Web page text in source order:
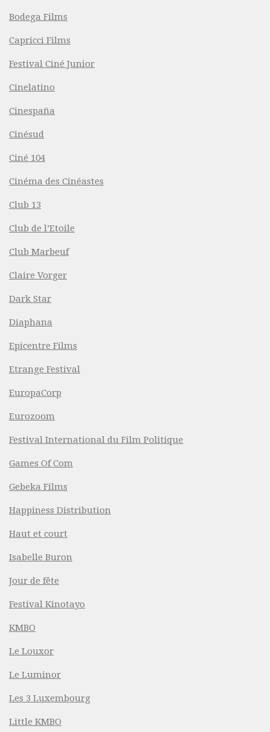
Bodega Films
Capricci Films
Festival Ciné Junior
Cinelatino
Cinespaña
Cinésud
Ciné 104
Cinéma des Cinéastes
Club 13
Club de l’Etoile
Club Marbeuf
Claire Vorger
Dark Star
Diaphana
Epicentre Films
Etrange Festival
EuropaCorp
Eurozoom
Festival International du Film Politique
Games Of Com
Gebeka Films
Happiness Distribution
Haut et court
Isabelle Buron
Jour de fête
Festival Kinotayo
KMBO
Le Louxor
Le Luminor
Les 3 Luxembourg
Little KMBO